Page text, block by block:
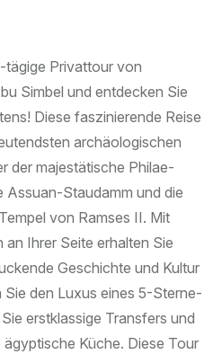
tägige Privattour von
Simbel und entdecken Sie
Diese faszinierende Reise
archäologischen
der majestätische Philae-
Assuan-Staudamm und die
von Ramses II. Mit
Ihrer Seite erhalten Sie
Geschichte und Kultur
den Luxus eines 5-Sterne-
erstklassige Transfers und
Küche. Diese Tour